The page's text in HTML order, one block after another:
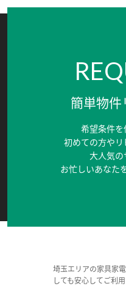
簡単物件
希望条件を
初めての方や
大人気の
お忙しいあなた
埼玉エリアの家具家
しても安心してご利